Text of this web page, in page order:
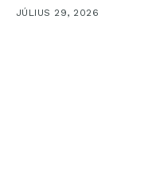
JÚLIUS 29, 2026